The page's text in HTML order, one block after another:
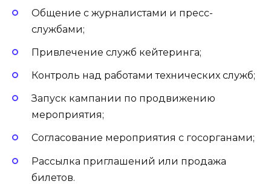
Общение с журналистами и пресс-
службами;
Привлечение служб кейтеринга;
Контроль над работами технических служб;
Запуск кампании по продвижению
мероприятия;
Согласование мероприятия с госорганами;
Рассылка приглашений или продажа
билетов.